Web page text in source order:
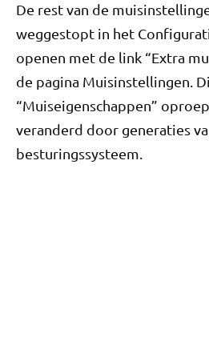
De rest van de
weggestopt in het
openen met de link “Extra
de pagina Muisinstellingen.
“Muiseigenschappen”
veranderd door generaties
besturingssysteem.